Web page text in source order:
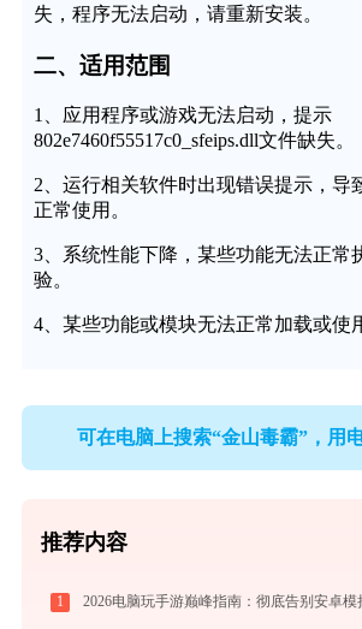
失，程序无法启动，请重新安装。
二、适用范围
1、应用程序或游戏无法启动，提示
802e7460f55517c0_sfeips.dll文件缺失。
2、运行相关软件时出现错误提示，导
正常使用。
3、系统性能下降，某些功能无法正常
验。
4、某些功能或模块无法正常加载或使
可在电脑上搜索“金山毒霸”，用
推荐内容
1